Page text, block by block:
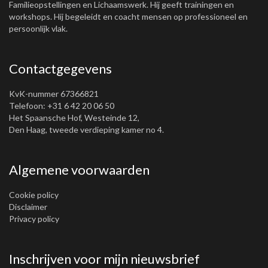
Familieopstellingen en Lichaamswerk. Hij geeft trainingen en
workshops. Hij begeleidt en coacht mensen op professioneel en
persoonlijk vlak.
Contactgegevens
KvK-nummer 67366821
Telefoon: +31 6 42 20 06 50
Het Spaansche Hof, Westeinde 12,
Den Haag, tweede verdieping kamer no 4.
Algemene voorwaarden
Cookie policy
Disclaimer
Privacy policy
Inschrijven voor mijn nieuwsbrief